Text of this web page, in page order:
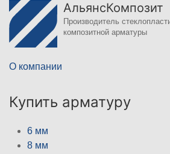
АльянсКомпозит
Производитель
композитной арматуры
О компании
Купить арматуру
6 мм
8 мм